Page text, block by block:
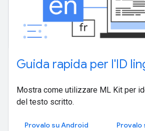
Guida rapida per l'ID
Mostra come utilizzare ML Kit per
del testo scritto.
Provalo su Android Provalo